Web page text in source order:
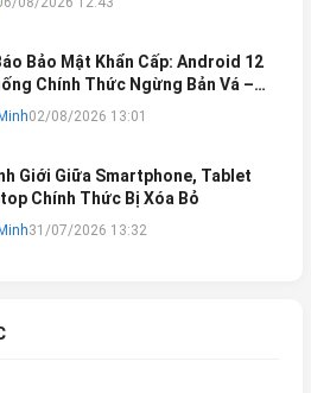
Bảo Mật Khẩn Cấp: Android 12
Chính Thức Ngừng Bản Vá –
Tài Khoản Ngân Hàng & Cách
02/08/2026 13:01
Giới Giữa Smartphone, Tablet
Chính Thức Bị Xóa Bỏ
31/07/2026 13:32